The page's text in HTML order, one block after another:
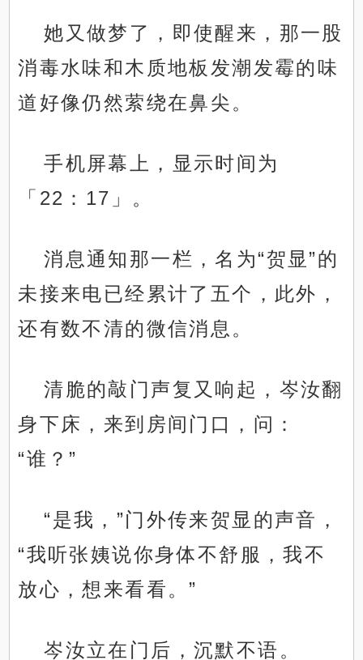
她又做梦了，即使醒来，那一股
消毒水味和木质地板发潮发霉的味
道好像仍然萦绕在鼻尖。
手机屏幕上，显示时间为
「22：17」。
消息通知那一栏，名为“贺显”的
未接来电已经累计了五个，此外，
还有数不清的微信消息。
清脆的敲门声复又响起，岑汝翻
身下床，来到房间门口，问：
“谁？”
“是我，”门外传来贺显的声音，
“我听张姨说你身体不舒服，我不
放心，想来看看。”
岑汝立在门后，沉默不语。